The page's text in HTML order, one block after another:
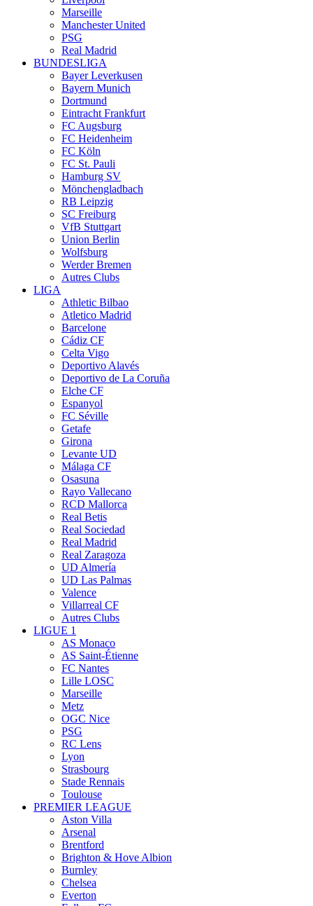
Marseille
Manchester United
PSG
Real Madrid
BUNDESLIGA
Bayer Leverkusen
Bayern Munich
Dortmund
Eintracht Frankfurt
FC Augsburg
FC Heidenheim
FC Köln
FC St. Pauli
Hamburg SV
Mönchengladbach
RB Leipzig
SC Freiburg
VfB Stuttgart
Union Berlin
Wolfsburg
Werder Bremen
Autres Clubs
LIGA
Athletic Bilbao
Atletico Madrid
Barcelone
Cádiz CF
Celta Vigo
Deportivo Alavés
Deportivo de La Coruña
Elche CF
Espanyol
FC Séville
Getafe
Girona
Levante UD
Málaga CF
Osasuna
Rayo Vallecano
RCD Mallorca
Real Betis
Real Sociedad
Real Madrid
Real Zaragoza
UD Almería
UD Las Palmas
Valence
Villarreal CF
Autres Clubs
LIGUE 1
AS Monaco
AS Saint-Étienne
FC Nantes
Lille LOSC
Marseille
Metz
OGC Nice
PSG
RC Lens
Lyon
Strasbourg
Stade Rennais
Toulouse
PREMIER LEAGUE
Aston Villa
Arsenal
Brentford
Brighton & Hove Albion
Burnley
Chelsea
Everton